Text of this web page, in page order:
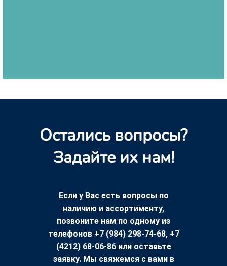
Остались вопросы?
Задайте их нам!
Если у Вас есть вопросы по
наличию и ассортименту,
позвоните нам по одному из
телефонов +7 (984) 298-74-68, +7
(4212) 68-06-86 или оставьте
заявку. Мы свяжемся с вами в